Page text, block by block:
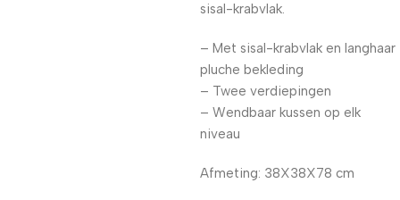
sisal-krabvlak.
– Met sisal-krabvlak en langhaar
pluche bekleding
– Twee verdiepingen
– Wendbaar kussen op elk
niveau
Afmeting: 38X38X78 cm